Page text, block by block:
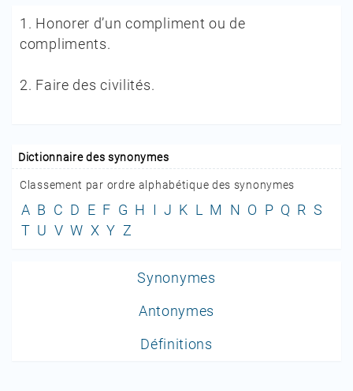
1. Honorer d’un compliment ou de
compliments.
2. Faire des civilités.
Dictionnaire des synonymes
Classement par ordre alphabétique des synonymes
A B C D E F G H I J K L M N O P Q R S
T U V W X Y Z
Synonymes
Antonymes
Définitions